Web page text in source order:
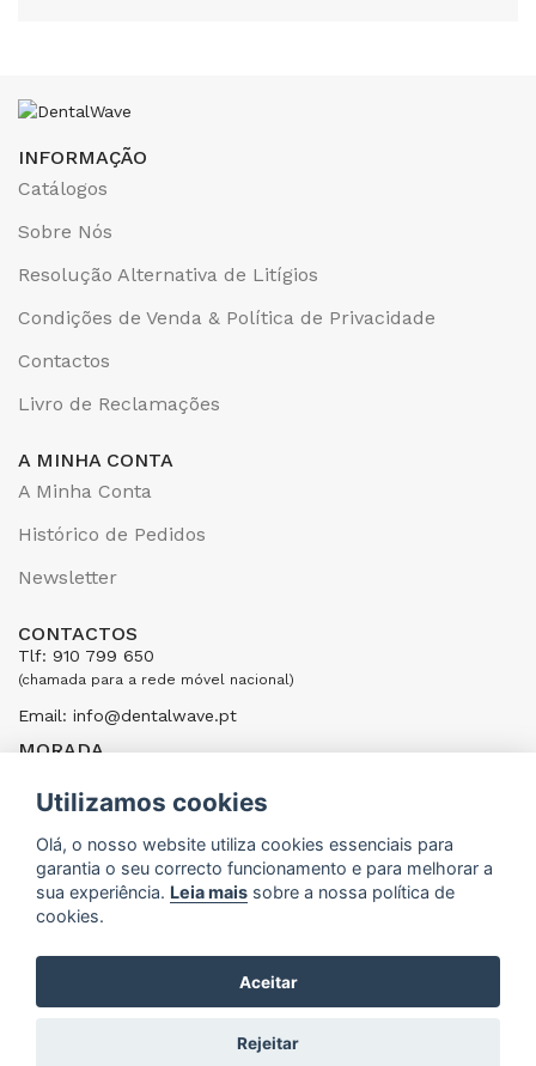
INFORMAÇÃO
Catálogos
Sobre Nós
Resolução Alternativa de Litígios
Condições de Venda & Política de Privacidade
Contactos
Livro de Reclamações
A MINHA CONTA
A Minha Conta
Histórico de Pedidos
Newsletter
CONTACTOS
Tlf: 910 799 650
(chamada para a rede móvel nacional)
Email: info@dentalwave.pt
MORADA
Portugal
ENVIAR UMA MENSAGEM
DentalWave © 2015 - 2026
Utilizamos cookies
Olá, o nosso website utiliza cookies essenciais para
garantia o seu correcto funcionamento e para melhorar a
sua experiência. Leia mais sobre a nossa política de
cookies.
Aceitar
Rejeitar